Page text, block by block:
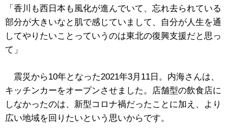
「香川も西日本も風化が進んでいて、忘れ去られている
部分が大きいなと肌で感じていまして、自分が人生を通
してやりたいことっていうのは東北の復興支援だと思っ
て」
震災から10年となった2021年3月11日。内海さんは、
キッチンカーをオープンさせました。店舗型の飲食店に
しなかったのは、新型コロナ禍だったことに加え、より
広い地域を回りたいという思いからです。